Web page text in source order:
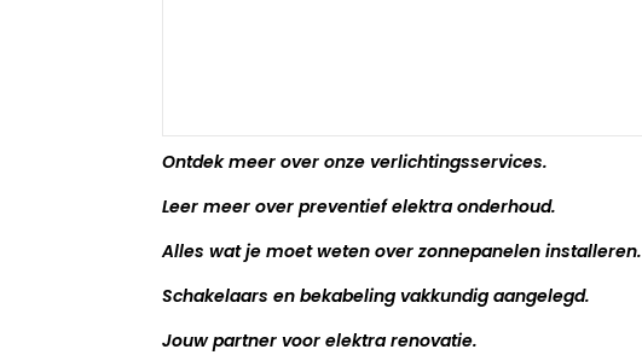
Ontdek meer over onze verlichtingsservices.
Leer meer over preventief elektra onderhoud.
Alles wat je moet weten over zonnepanelen installeren.
Schakelaars en bekabeling vakkundig aangelegd.
Jouw partner voor elektra renovatie.